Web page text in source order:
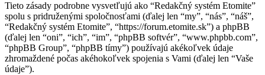
Tieto zásady podrobne vysvetľujú ako “Redakčný systém Etomite”
spolu s pridruženými spoločnosťami (ďalej len “my”, “nás”, “náš”,
“Redakčný systém Etomite”, “https://forum.etomite.sk”) a phpBB
(ďalej len “oni”, “ich”, “im”, “phpBB softvér”, “www.phpbb.com”,
“phpBB Group”, “phpBB tímy”) používajú akékoľvek údaje
zhromaždené počas akéhokoľvek spojenia s Vami (ďalej len “Vaše
údaje”).